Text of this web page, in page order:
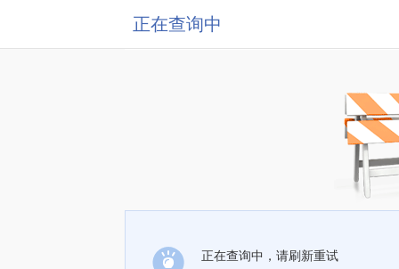
正在查询中
正在查询中，请刷新重试